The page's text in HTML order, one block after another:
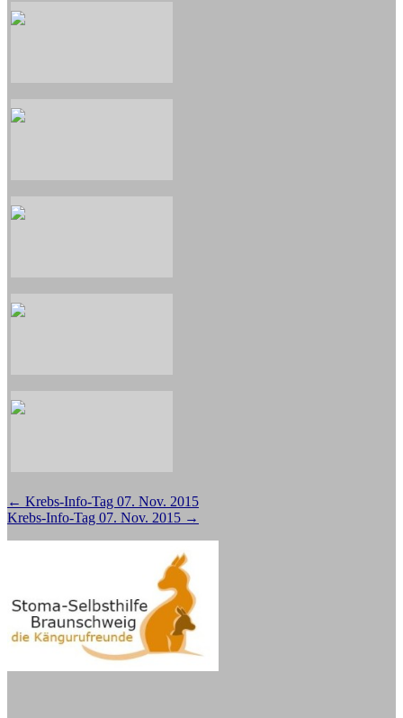
Beitragsnavigation
← Krebs-Info-Tag 07. Nov. 2015
Krebs-Info-Tag 07. Nov. 2015 →